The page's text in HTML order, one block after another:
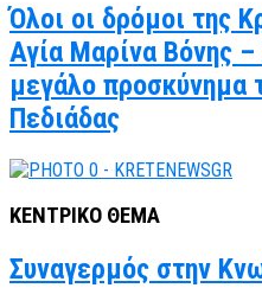
Όλοι οι δρόμοι της
Αγία Μαρίνα Βόνης –
μεγάλο προσκύνημα
Πεδιάδας
ΚΕΝΤΡΙΚΟ ΘΕΜΑ
Συναγερμός στην